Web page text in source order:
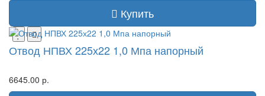
Купить
Отвод НПВХ 225х22 1,0 Мпа напорный
6645.00 р.